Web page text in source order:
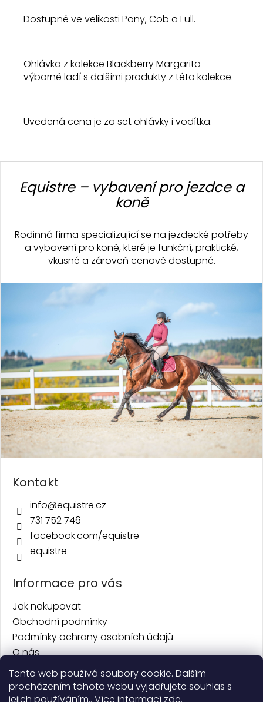
Tento web používá soubory cookie. Dalším
procházením tohoto webu vyjadřujete souhlas s
Dostupné ve velikosti Pony, Cob a Full.
Ohlávka z kolekce Blackberry Margarita
výborně ladí s dalšími produkty z této kolekce.
Uvedená cena je za set ohlávky i vodítka.
Z
Equistre – vybavení pro jezdce a
koně
Rodinná firma specializující se na jezdecké potřeby
a vybavení pro koně, které je funkční, praktické,
vkusné a zároveň cenově dostupné.
Kontakt
info@equistre.cz
731 752 746
facebook.com/equistre
equistre
Informace pro vás
Jak nakupovat
Obchodní podmínky
Podmínky ochrany osobních údajů
O nás
Kontakt